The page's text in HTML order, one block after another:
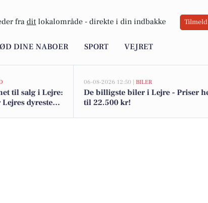
fra dit lokalområde - direkte i din indbakke Tilmeld
DINE NABOER SPORT VEJRET
til salg i Lejre:
dyreste
06-08-2026 12:50 | BILER
De billigste biler i Lejre - Priser
til 22.500 kr!